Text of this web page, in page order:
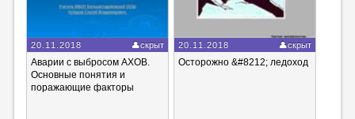
20.11.2018 скрыт
Аварии с выбросом АХОВ.
Основные понятия и
поражающие факторы
20.11.2018 скрыт
Осторожно &#8212; ледоход